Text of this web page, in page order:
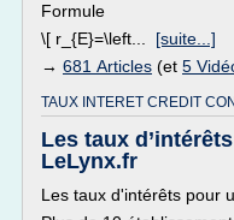
Formule
\[ r_{E}=\left... [suite...]
→ 681 Articles (et 5
TAUX INTERET CREDIT
Les taux
LeLynx.fr
Les taux d'intérêts pour